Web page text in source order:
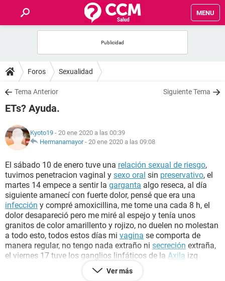
MENU
FOROS
SALUD
NUTRICIÓN
BIENESTAR
SEXUALIDAD
GLOSARIO
Foros Sexualidad
Tema Anterior Siguiente Tema
ETs? Ayuda.
Kyoto19 - 20 ene 2020 a las 00:39
Hermanamayor- 20 ene 2020 a las 09:08
El sábado 10 de enero tuve una relación sexual de riesgo,
tuvimos penetracion vaginal y sexo oral sin preservativo, el
martes 14 empece a sentir la garganta algo reseca, al día
siguiente amanecí con fuerte dolor, pensé que era una
infección y compré amoxicillina, me tome una cada 8 h, el
dolor desapareció pero me miré al espejo y tenía unos
granitos de color amarillento y rojizo, no duelen no molestan
a todo esto, todos estos días mi vagina se comporta de
manera regular, no tengo nada extraño ni secreción extraña,
el viernes 17 tuve los ganglios linfáticos de la Axila izq
levemente inflamados, y pues tengo unas bolitas detrás de
que molestan un poco a todo esto sigo con los
Ver más